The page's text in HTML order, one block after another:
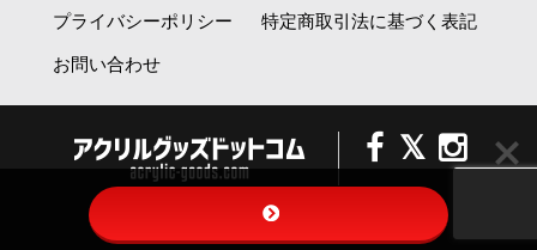
プライバシーポリシー 特定商取引法に基づく表記
お問い合わせ
© 2020 acrylic-goods.com